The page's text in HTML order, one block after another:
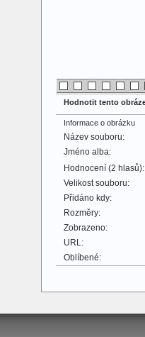
Hodnotit tento
Informace o obrázku
Název souboru:
Jméno alba:
Hodnocení (2 hlasů):
Velikost souboru:
Přidáno kdy:
Rozměry:
Zobrazeno:
URL:
Oblíbené: